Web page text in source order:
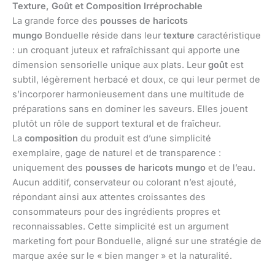
Texture, Goût et Composition Irréprochable
La grande force des pousses de haricots
mungo Bonduelle réside dans leur texture caractéristique
: un croquant juteux et rafraîchissant qui apporte une
dimension sensorielle unique aux plats. Leur goût est
subtil, légèrement herbacé et doux, ce qui leur permet de
s’incorporer harmonieusement dans une multitude de
préparations sans en dominer les saveurs. Elles jouent
plutôt un rôle de support textural et de fraîcheur.
La composition du produit est d’une simplicité
exemplaire, gage de naturel et de transparence :
uniquement des pousses de haricots mungo et de l’eau.
Aucun additif, conservateur ou colorant n’est ajouté,
répondant ainsi aux attentes croissantes des
consommateurs pour des ingrédients propres et
reconnaissables. Cette simplicité est un argument
marketing fort pour Bonduelle, aligné sur une stratégie de
marque axée sur le « bien manger » et la naturalité.